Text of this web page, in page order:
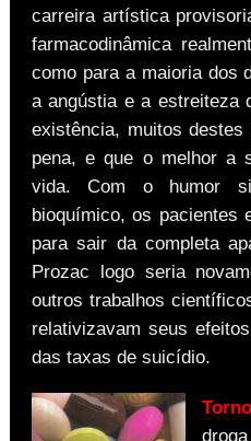
carreira artística
farmacodinâmica
como para a maioria dos
a angústia e a estreiteza
existência, muitos
pena, e que o melhor a
vida. Com o humor
bioquímico, os pacientes
para sair da completa
Prozac logo seria
outros trabalhos
relativizavam seus
das taxas de suicídio.